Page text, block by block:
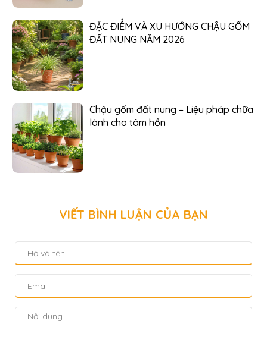
ĐẶC ĐIỂM VÀ XU HƯỚNG CHẬU GỐM
ĐẤT NUNG NĂM 2026
Chậu gốm đất nung – Liệu pháp chữa
lành cho tâm hồn
VIẾT BÌNH LUẬN CỦA BẠN